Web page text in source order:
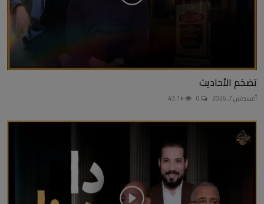
تضخم الأحاديث
أغسطس 7, 2026